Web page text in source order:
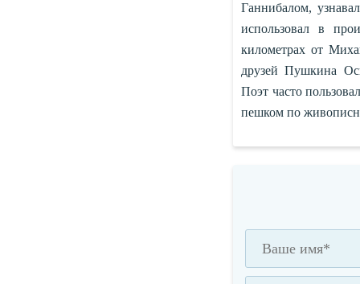
Ганнибалом,
использовал в
километрах от
друзей Пушкина
Поэт часто
пешком по